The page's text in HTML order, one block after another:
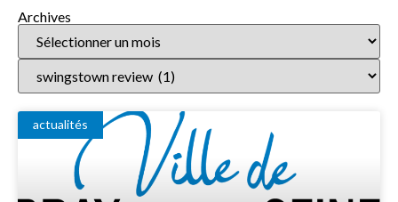
Archives
actualités